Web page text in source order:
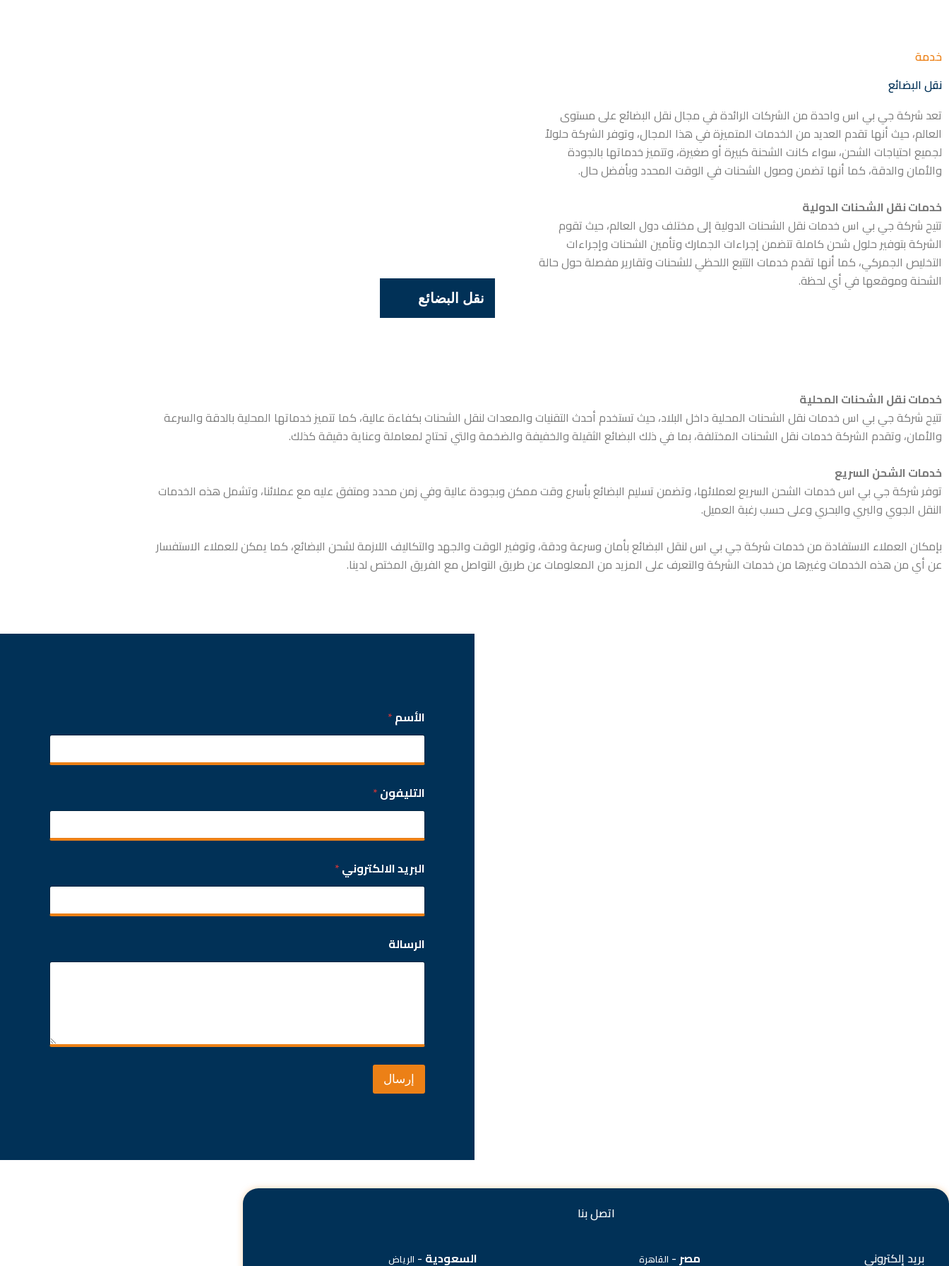
خدمة
نقل البضائع
تعد شركة جي بي اس واحدة من الشركات الرائدة في مجال نقل البضائع على مستوى
العالم، حيث أنها تقدم العديد من الخدمات المتميزة في هذا المجال، وتوفر الشركة حلولاً
لجميع احتياجات الشحن، سواء كانت الشحنة كبيرة أو صغيرة، وتتميز خدماتها بالجودة
والأمان والدقة، كما أنها تضمن وصول الشحنات في الوقت المحدد وبأفضل حال.
خدمات نقل الشحنات الدولية
تتيح شركة جي بي اس خدمات نقل الشحنات الدولية إلى مختلف دول العالم، حيث تقوم
الشركة بتوفير حلول شحن كاملة تتضمن إجراءات الجمارك وتأمين الشحنات وإجراءات
التخليص الجمركي، كما أنها تقدم خدمات التتبع اللحظي للشحنات وتقارير مفصلة حول حالة
الشحنة وموقعها في أي لحظة.
نقل البضائع
خدمات نقل الشحنات المحلية
تتيح شركة جي بي اس خدمات نقل الشحنات المحلية داخل البلاد، حيث تستخدم أحدث التقنيات والمعدات لنقل الشحنات بكفاءة عالية، كما تتميز خدماتها المحلية بالدقة والسرعة
والأمان، وتقدم الشركة خدمات نقل الشحنات المختلفة، بما في ذلك البضائع الثقيلة والخفيفة والضخمة والتي تحتاج لمعاملة وعناية دقيقة كذلك.
خدمات الشحن السريع
توفر شركة جي بي اس خدمات الشحن السريع لعملائها، وتضمن تسليم البضائع بأسرع وقت ممكن وبجودة عالية وفي زمن محدد ومتفق عليه مع عملائنا، وتشمل هذه الخدمات
النقل الجوي والبري والبحري وعلى حسب رغبة العميل.
بإمكان العملاء الاستفادة من خدمات شركة جي بي اس لنقل البضائع بأمان وسرعة ودقة، وتوفير الوقت والجهد والتكاليف اللازمة لشحن البضائع، كما يمكن للعملاء الاستفسار
عن أي من هذه الخدمات وغيرها من خدمات الشركة والتعرف على المزيد من المعلومات عن طريق التواصل مع الفريق المختص لدينا.
الأسم*
التليفون*
البريد الالكتروني*
الرسالة
إرسال
اتصل بنا
بريد إلكتروني
مصر- القاهرة السعودية - الرياض